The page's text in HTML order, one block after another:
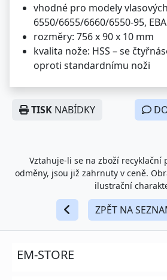
vhodné pro modely
6550/6655/6660/6550-95,
rozměry: 756 x 90 x 10 mm
kvalita nože: HSS – se
oproti standardnímu noži
TISK NABÍDKY
Vztahuje-li se na zboží recyklační
odměny, jsou již zahrnuty v ceně.
ilustrační
ZPĚT NA
EM-STORE